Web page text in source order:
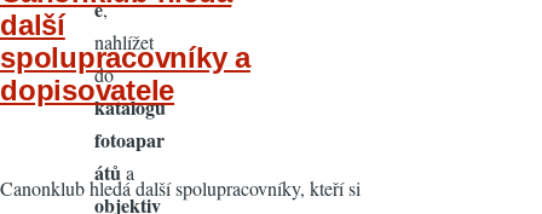
další
spolupracovníky a
dopisovatele
Canonklub hledá další spolupracovníky, kteří si
e,
nahlížet
do
katalogu
fotoapar
átů a
objektiv